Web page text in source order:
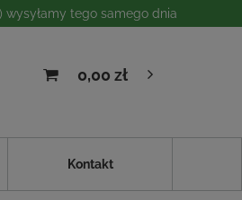
wysyłamy tego samego dnia
0,00 zł
Kontakt